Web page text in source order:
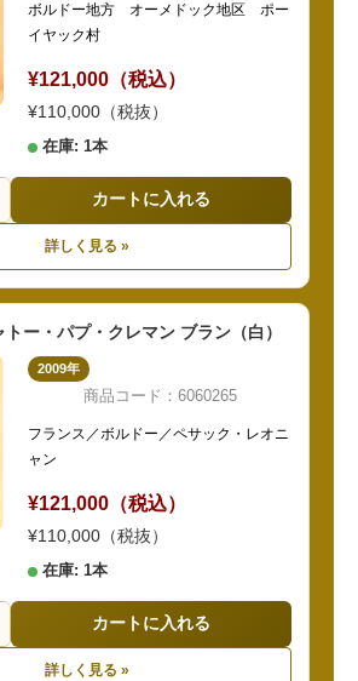
ボルドー地方 オーメドック地区 ポー
イヤック村
¥121,000（税込）
¥110,000（税抜）
在庫: 1本
カートに入れる
詳しく見る »
ー・パプ・クレマン ブラン（白）
2009年
商品コード：6060265
フランス／ボルドー／ペサック・レオニ
ャン
¥121,000（税込）
¥110,000（税抜）
在庫: 1本
カートに入れる
詳しく見る »